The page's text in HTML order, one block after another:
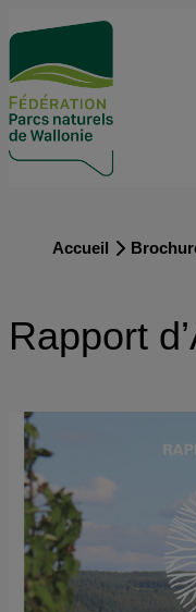
Accueil
Rapport